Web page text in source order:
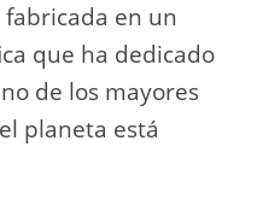
en un
que ha dedicado
de los mayores
planeta está